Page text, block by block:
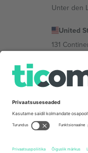
Unter den
United
131
Bulgaria
Regus
Mexico
Av